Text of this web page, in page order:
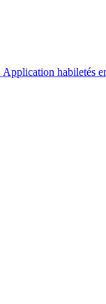
Application habiletés